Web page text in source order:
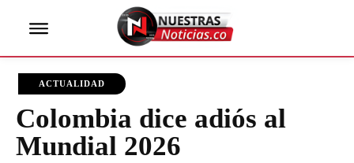
ACTUALIDAD
Colombia dice adiós al
Mundial 2026